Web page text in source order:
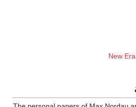
New